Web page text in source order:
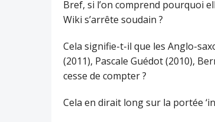
Bref, si l’on comprend pourquoi
Wiki s’arrête soudain ?
Cela signifie-t-il que les Anglo-
(2011), Pascale Guédot (2010),
cesse de compter ?
Cela en dirait long sur la portée